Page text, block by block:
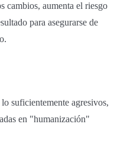
cambios, aumenta el riesgo
para asegurarse de
suficientemente agresivos,
en "humanización"